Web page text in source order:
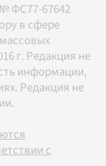
ФС77-67642
в сфере
г. Редакция не
информации,
Редакция не
с